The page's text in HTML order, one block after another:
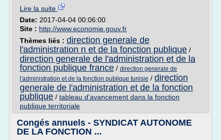
Lire la suite
Date: 2017-04-04 00:06:00
Site : http://www.economie.gouv.fr
Thèmes liés : direction generale de
l'administration n et de la fonction publique /
direction generale de l'administration et de la
fonction publique france / direction generale de
l'administration et de la fonction publique tunisie / direction
generale de l'administration et de la fonction
publique / tableau d'avancement dans la fonction
publique territoriale
Congés annuels - SYNDICAT AUTONOME
DE LA FONCTION ...